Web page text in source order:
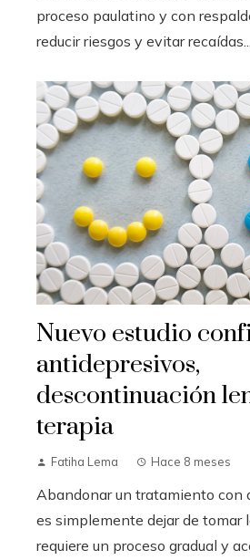
proceso paulatino y con
reducir riesgos y evitar recaídas....
Nuevo estudio
antidepresivos,
descontinuación
terapia
Fatiha Lema Hace 8 meses
Abandonar un tratamiento con
es simplemente dejar de tomar
requiere un proceso gradual y